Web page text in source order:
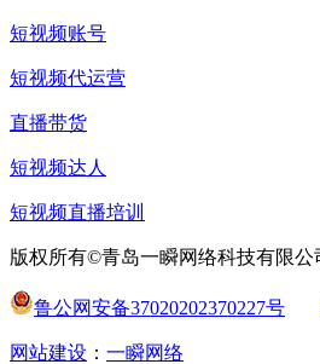
短视频账号
短视频代运营
直播带货
短视频达人
短视频直播培训
版权所有©青岛一瞬网络科技有限公
鲁公网安备37020202370227号
网站建设 ： 一瞬网络